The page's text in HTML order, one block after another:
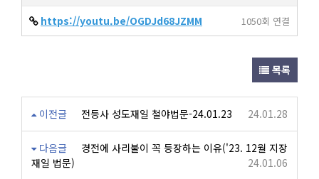
https://youtu.be/OGDJd68JZMM 1050회 연결
목록
이전글 전등사 성도재일 철야법문-24.01.23 24.01.28
다음글
경전에 사리불이 꼭 등장하는 이유('23. 12월 지장
재일 법문)
24.01.06